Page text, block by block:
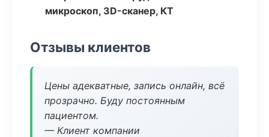
микроскоп, 3D-сканер, КТ
Отзывы клиентов
Цены адекватные, запись онлайн, всё
прозрачно. Буду постоянным
пациентом.
— Клиент компании